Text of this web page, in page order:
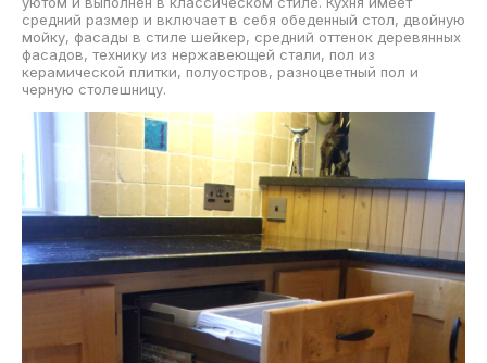
средний размер и включает в себя обеденный стол, двойную
мойку, фасады в стиле шейкер, средний оттенок деревянных
фасадов, технику из нержавеющей стали, пол из
керамической плитки, полуостров, разноцветный пол и
черную столешницу.